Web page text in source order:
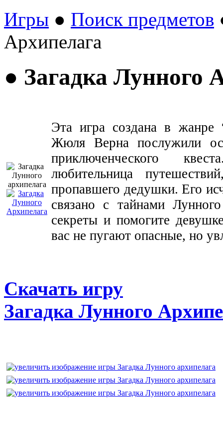
Игры ● Поиск предметов
Архипелага
● Загадка Лунного
Эта игра создана в жанре
Жюля Верна послужили
приключенческого
любительница
пропавшего дедушки. Его
связано с тайнами
секреты и помогите
вас не пугают опасные, но
Скачать игру
Загадка Лунного